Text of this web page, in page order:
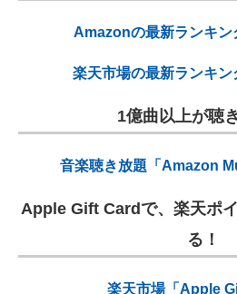
Amazonの最新ランキン
楽天市場の最新ランキン
1億曲以上が聴
音楽聴き放題「Amazon
Apple Gift Cardで、楽天ポ
る！
楽天市場「Apple